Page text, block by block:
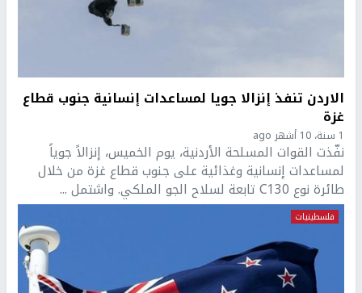
الاردن تنفذ إنزالا جويا لمساعدات إنسانية جنوب قطاع
غزة
1 سنة، 10 أشهر ago
نفّذت القوات المسلحة الأردنية، يوم الخميس، إنزالاً جوياً
لمساعدات إنسانية وغذائية على جنوب قطاع غزة من خلال
طائرة نوع C130 تابعة لسلاح الجو الملكي. واشتمل ...
فلسطينيات